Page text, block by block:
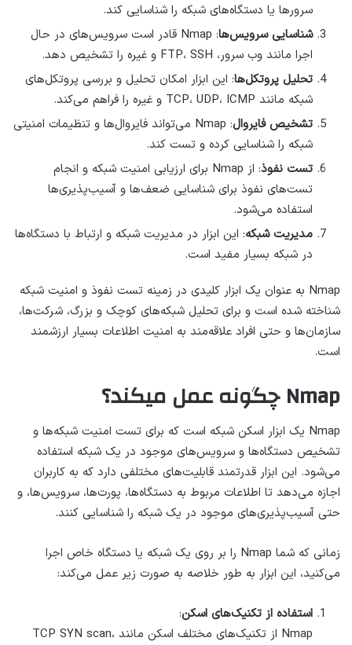
سرور‌ها یا دستگاه‌های شبکه را شناسایی کند.
شناسایی سرویس‌ها
: Nmap قادر است سرویس‌های در حال
اجرا مانند وب سرور، FTP، SSH و غیره را تشخیص دهد.
تحلیل پروتکل‌ها: این ابزار امکان تحلیل و بررسی پروتکل‌های
شبکه مانند TCP، UDP، ICMP و غیره را فراهم می‌کند.
تشخیص فایروال
: Nmap می‌تواند فایروال‌ها و تنظیمات امنیتی
شبکه را شناسایی کرده و تست کند.
تست نفوذ
: از Nmap برای ارزیابی امنیت شبکه و انجام
تست‌های نفوذ برای شناسایی ضعف‌ها و آسیب‌پذیری‌ها
استفاده می‌شود.
مدیریت شبکه: این ابزار در مدیریت شبکه و ارتباط با دستگاه‌ها
در شبکه بسیار مفید است.
Nmap به عنوان یک ابزار کلیدی در زمینه تست نفوذ و امنیت شبکه
شناخته شده است و برای تحلیل شبکه‌های کوچک و بزرگ، شرکت‌ها،
سازمان‌ها و حتی افراد علاقه‌مند به امنیت اطلاعات بسیار ارزشمند
است.
Nmap چگونه عمل میکند؟
Nmap یک ابزار اسکن شبکه است که برای تست امنیت شبکه‌ها و
تشخیص دستگاه‌ها و سرویس‌های موجود در یک شبکه استفاده
می‌شود. این ابزار قدرتمند قابلیت‌های مختلفی دارد که به کاربران
اجازه می‌دهد تا اطلاعات مربوط به دستگاه‌ها، پورت‌ها، سرویس‌ها، و
حتی آسیب‌پذیری‌های موجود در یک شبکه را شناسایی کنند.
زمانی که شما Nmap را بر روی یک شبکه یا دستگاه خاص اجرا
می‌کنید، این ابزار به طور خلاصه به صورت زیر عمل می‌کند:
استفاده از تکنیک‌های اسکن:
Nmap از تکنیک‌های مختلف اسکن مانند TCP SYN scan،